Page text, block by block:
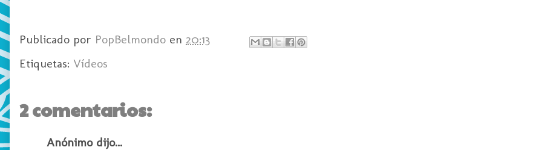
Publicado por PopBelmondo en 20:13
Etiquetas: Vídeos
2 comentarios:
Anónimo dijo...